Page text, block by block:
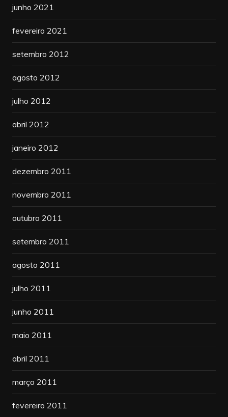
junho 2021
fevereiro 2021
setembro 2012
agosto 2012
julho 2012
abril 2012
janeiro 2012
dezembro 2011
novembro 2011
outubro 2011
setembro 2011
agosto 2011
julho 2011
junho 2011
maio 2011
abril 2011
março 2011
fevereiro 2011